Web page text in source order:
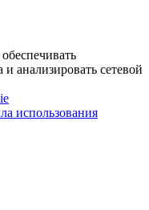
анализировать сетевой
использования